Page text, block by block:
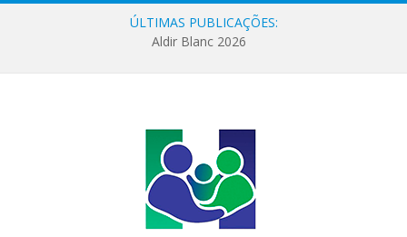
ÚLTIMAS PUBLICAÇÕES:
Aldir Blanc 2026